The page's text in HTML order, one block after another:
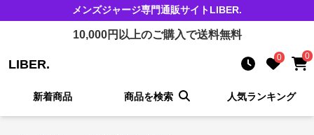
メンズジャージ専門通販サイトLIBER.
10,000円以上のご購入で送料無料
LIBER. 0 0
新着商品 商品を検索 人気ランキング